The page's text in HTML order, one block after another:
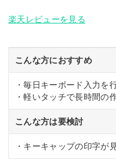
楽天レビューを見る
こんな方におすすめ
・毎日キーボード入力を
・軽いタッチで長時間の
こんな方は要検討
・キーキャップの印字が